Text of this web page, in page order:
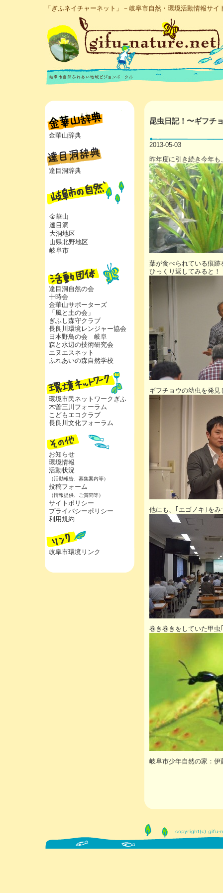
「ぎふネイチャーネット」－岐阜市自然・環境活動情報サイ
金華山辞典
達目洞辞典
金華山
達目洞
大洞地区
山県北野地区
岐阜市
達目洞自然の会
十時会
金華山サポーターズ
「風と土の会」
ぎふし森守クラブ
長良川環境レンジャー協会
日本野鳥の会 岐阜
森と水辺の技術研究会
エヌエスネット
ふれあいの森自然学校
環境市民ネットワークぎふ
木曽三川フォーラム
こどもエコクラブ
長良川文化フォーラム
お知らせ
環境情報
活動状況
（活動報告、募集案内等）
投稿フォーム
（情報提供、ご質問等）
サイトポリシー
プライバシーポリシー
利用規約
岐阜市環境リンク
昆虫日記！〜ギフチ
2013-05-03
昨年度に引き続き今年
葉が食べられている痕跡
ひっくり返してみると！
ギフチョウの幼虫を発
他にも、｢エゴノキ｣を
巻き巻きをしていた甲虫
岐阜市少年自然の家：